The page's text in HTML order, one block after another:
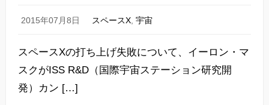
2015年07月8日 スペースX 宇宙
スペースXの打ち上げ失敗について、イーロン・マ
スクがISS R&D（国際宇宙ステーション研究開
発）カン […]